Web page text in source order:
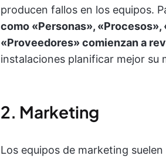
producen fallos en los equipos.
como «Personas»,
«Proveedores» comienzan a
instalaciones planificar mejor su
2. Marketing
Los equipos de marketing suelen